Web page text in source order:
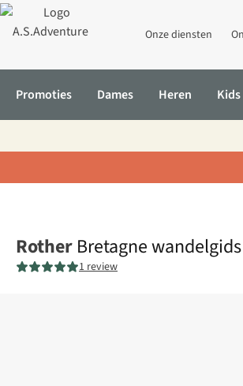
Onze diensten
Promoties Dames Heren Kids
Rother Bretagne
1 review